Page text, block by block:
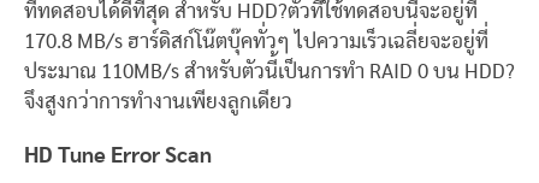
ที่ทดสอบได้ดีที่สุด สำหรับ HDD?ตัวที่ใช้ทดสอบนี้จะอยู่ที่
170.8 MB/s ฮาร์ดิสก์โน๊ตบุ๊คทั่วๆ ไปความเร็วเฉลี่ยจะอยู่ที่
ประมาณ 110MB/s สำหรับตัวนี้เป็นการทำ RAID 0 บน HDD?
จึงสูงกว่าการทำงานเพียงลูกเดียว
HD Tune Error Scan